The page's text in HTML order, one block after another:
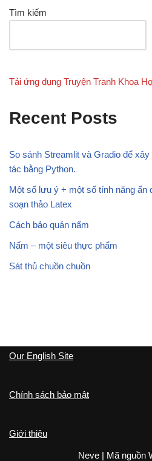
Tìm kiếm
Tải ứng dụng Truyện Tranh Khoa
Recent Posts
So sánh Streamlit và Gradio để
tác bằng Python.
Một số lưu ý + một số tính năng ẩn
soạn thảo Latex
Cách bảo quản nấm
Nấm – một siêu thực phẩm
Sát thủ chuồn chuồn
Our English Site
Chính sách bảo mật
Giới thiệu
Neve | Mã nguồn